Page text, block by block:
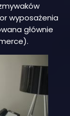
wyposażenia
głównie